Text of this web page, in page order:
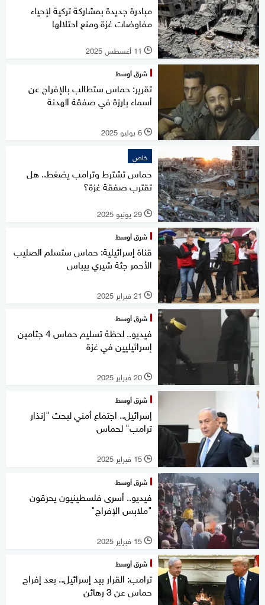
مبادرة جديدة بمشاركة تركية لإحياء
مفاوضات غزة ومنع احتلالها
l 11 أغسطس 2025
شرق أوسط
تقرير: حماس ستطالب بالإفراج عن
أسماء بارزة في صفقة الهدنة
l 6 يوليو 2025
خاص
حماس تشترط وترامب يضغط.. هل
تقترب صفقة غزة؟
l 29 يونيو 2025
شرق أوسط
قناة إسرائيلية: حماس ستسلم الصليب
الأحمر جثة شيري بيباس
l 21 فبراير 2025
شرق أوسط
فيديو.. لحظة تسليم حماس 4 جثامين
إسرائيليين في غزة
l 20 فبراير 2025
شرق أوسط
إسرائيل.. اجتماع أمني لبحث "إنذار
ترامب" لحماس
l 15 فبراير 2025
شرق أوسط
فيديو.. أسرى فلسطينيون يحرقون
"ملابس الإفراج"
l 15 فبراير 2025
شرق أوسط
ترامب: القرار بيد إسرائيل.. بعد إفراج
حماس عن 3 رهائن